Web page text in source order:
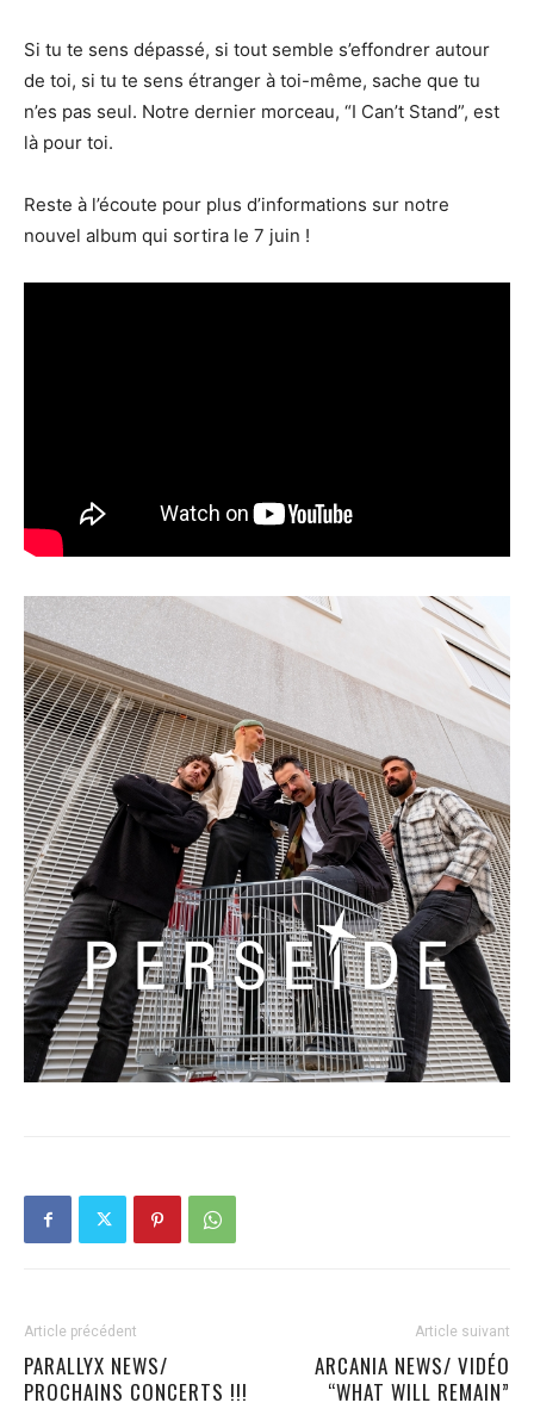
Si tu te sens dépassé, si tout semble s’effondrer autour
de toi, si tu te sens étranger à toi-même, sache que tu
n’es pas seul. Notre dernier morceau, “I Can’t Stand”, est
là pour toi.
Reste à l’écoute pour plus d’informations sur notre
nouvel album qui sortira le 7 juin !
Article précédent
PARALLYX NEWS/
PROCHAINS CONCERTS !!!
Article suivant
ARCANIA NEWS/ VIDÉO
“WHAT WILL REMAIN”